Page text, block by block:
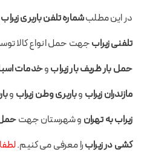
در این مطلبشماره تلفن باربری زیراب
تلفنی زیرابجهت حمل انواع کالا
حمل بار ظریف بار زیرابوخدمات
مازندران زیراب وباربری وطن زیراب و
زیراب به تهران و شهرستان جهتحمل
کشی در زیرابرا معرفی می کنیم.